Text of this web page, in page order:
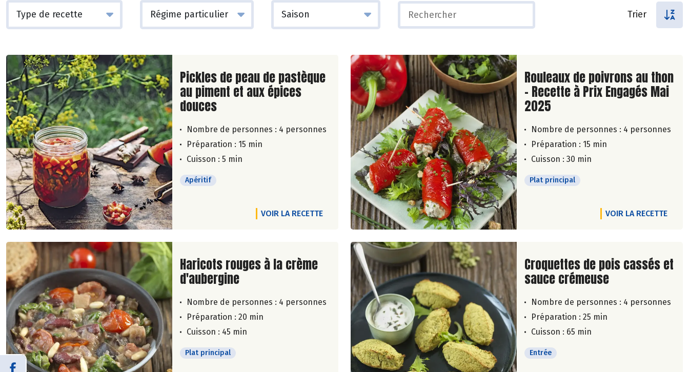
Trier
Lire la suite de la recette
Pickles de peau de pastèque
au piment et aux épices
douces
Nombre de personnes : 4 personnes
Préparation : 15 min
Cuisson : 5 min
Apéritif
VOIR LA RECETTE
Lire la suite de la recette
Rouleaux de poivrons au thon
- Recette à Prix Engagés Mai
2025
Nombre de personnes : 4 personnes
Préparation : 15 min
Cuisson : 30 min
Plat principal
VOIR LA RECETTE
Lire la suite de la recette
Haricots rouges à la crème
d'aubergine
Nombre de personnes : 4 personnes
Préparation : 20 min
Cuisson : 45 min
Plat principal
Lire la suite de la recette
Croquettes de pois cassés et
sauce crémeuse
Nombre de personnes : 4 personnes
Préparation : 25 min
Cuisson : 65 min
Entrée